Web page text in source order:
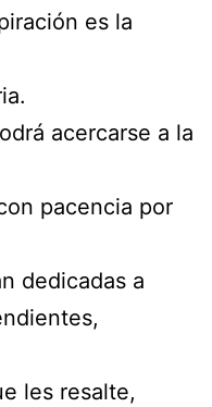
es la
acercarse a la
pacencia por
dedicadas a
les resalte,